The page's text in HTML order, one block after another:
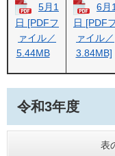
5月1
日 [PDFフ
ァイル／
5.44MB
6月1
日 [PDF
ァイル／
3.84MB]
令和3年度
表